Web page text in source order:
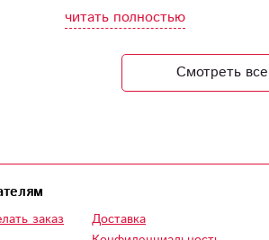
искусства. Ни разу не было
разочарования
читать полностью
Смотреть все
заказ
Доставка